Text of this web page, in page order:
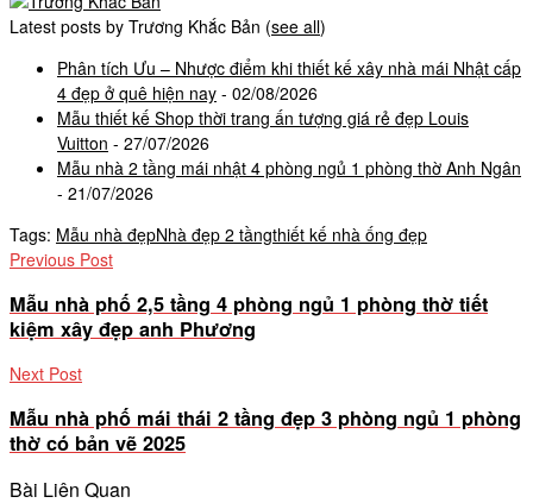
Latest posts by Trương Khắc Bản (see all)
Phân tích Ưu – Nhược điểm khi thiết kế xây nhà mái Nhật cấp
4 đẹp ở quê hiện nay - 02/08/2026
Mẫu thiết kế Shop thời trang ấn tượng giá rẻ đẹp Louis
Vuitton - 27/07/2026
Mẫu nhà 2 tầng mái nhật 4 phòng ngủ 1 phòng thờ Anh Ngân
- 21/07/2026
Tags: Mẫu nhà đẹpNhà đẹp 2 tầngthiết kế nhà ống đẹp
Previous Post
Mẫu nhà phố 2,5 tầng 4 phòng ngủ 1 phòng thờ tiết
kiệm xây đẹp anh Phương
Next Post
Mẫu nhà phố mái thái 2 tầng đẹp 3 phòng ngủ 1 phòng
thờ có bản vẽ 2025
Bài Liên Quan